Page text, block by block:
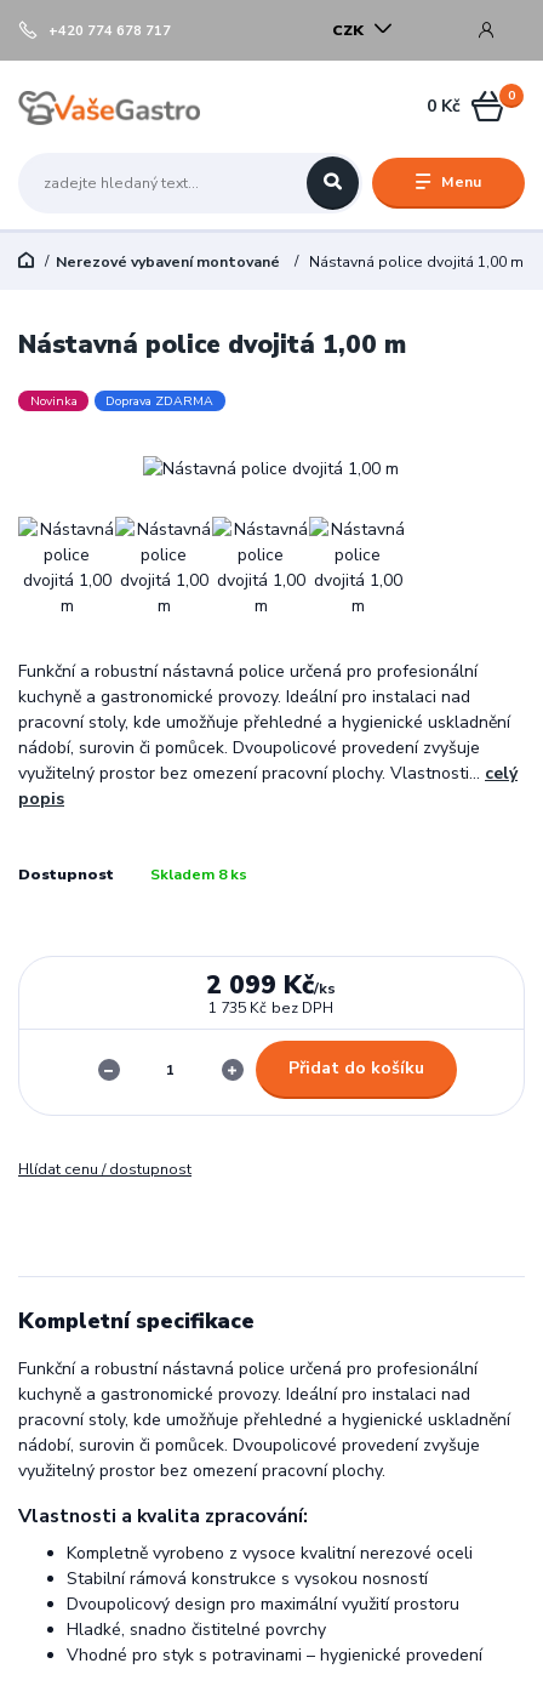
Menu
CZK
+420 774 678 717
0
0 Kč
Nerezové vybavení montované Nástavná police dvojitá 1,00 m
Nástavná police dvojitá 1,00 m
Novinka Doprava ZDARMA
Funkční a robustní nástavná police určená pro profesionální
kuchyně a gastronomické provozy. Ideální pro instalaci nad
pracovní stoly, kde umožňuje přehledné a hygienické uskladnění
nádobí, surovin či pomůcek. Dvoupolicové provedení zvyšuje
využitelný prostor bez omezení pracovní plochy. Vlastnosti... celý
popis
Dostupnost Skladem 8 ks
2 099 Kč/ks
1 735 Kč bez DPH
Přidat do košíku
Hlídat cenu / dostupnost
Kompletní specifikace
Funkční a robustní nástavná police určená pro profesionální
kuchyně a gastronomické provozy. Ideální pro instalaci nad
pracovní stoly, kde umožňuje přehledné a hygienické uskladnění
nádobí, surovin či pomůcek. Dvoupolicové provedení zvyšuje
využitelný prostor bez omezení pracovní plochy.
Vlastnosti a kvalita zpracování:
Kompletně vyrobeno z vysoce kvalitní nerezové oceli
Stabilní rámová konstrukce s vysokou nosností
Dvoupolicový design pro maximální využití prostoru
Hladké, snadno čistitelné povrchy
Vhodné pro styk s potravinami – hygienické provedení